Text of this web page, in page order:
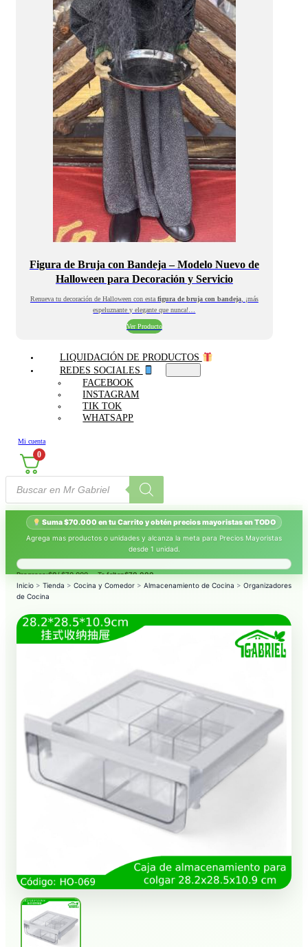
Figura de Bruja con Bandeja – Modelo Nuevo de
Halloween para Decoración y Servicio
Renueva tu decoración de Halloween con esta figura de bruja con bandeja, ¡más
espeluznante y elegante que nunca!…
Ver Producto
LIQUIDACIÓN DE PRODUCTOS
REDES SOCIALES
FACEBOOK
INSTAGRAM
TIK TOK
WHATSAPP
Mi cuenta
0
Búsqueda
productos
Suma $70.000 en tu Carrito y obtén precios mayoristas en TODO
Agrega mas productos o unidades y alcanza la meta para Precios Mayoristas
desde 1 unidad.
Progreso:$0/ $70.000 — Te faltan$70.000.
Inicio > Tienda > Cocina y Comedor > Almacenamiento de Cocina > Organizadores
de Cocina